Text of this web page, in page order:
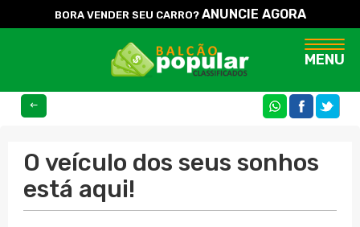
BORA VENDER SEU CARRO? ANUNCIE AGORA
MENU
O veículo dos seus sonhos
está aqui!